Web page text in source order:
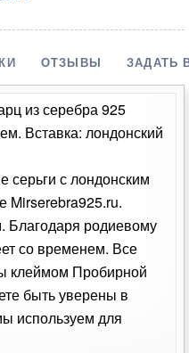
ОТЗЫВЫ ЗАДАТЬ
из серебра 925
Вставка: лондонский
серьги с лондонским
Mirserebra925.ru.
Благодаря родиевому
со временем. Все
клеймом Пробирной
быть уверены в
используем для